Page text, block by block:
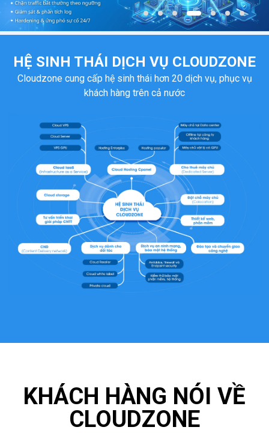
HỆ SINH THÁI DỊCH VỤ CLOUDZONE
Cloudzone cung cấp hệ sinh thái hơn 20 dịch vụ, phục vụ
khách hàng trên cả nước
KHÁCH HÀNG NÓI VỀ
CLOUDZONE